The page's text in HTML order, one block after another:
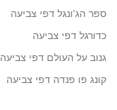
ספר הג'ונגל דפי צביעה
כדורגל דפי צביעה
גנוב על העולם דפי צביעה
קונג פו פנדה דפי צביעה